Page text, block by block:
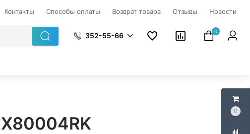
0
Контакты Способы оплаты Возврат товара Отзывы Новости
352-55-66
0